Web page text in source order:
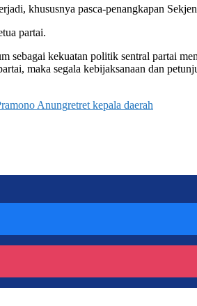
khususnya pasca-penangkapan
partai.
kekuatan politik sentral partai
maka segala kebijaksanaan dan
Anungretret kepala daerah